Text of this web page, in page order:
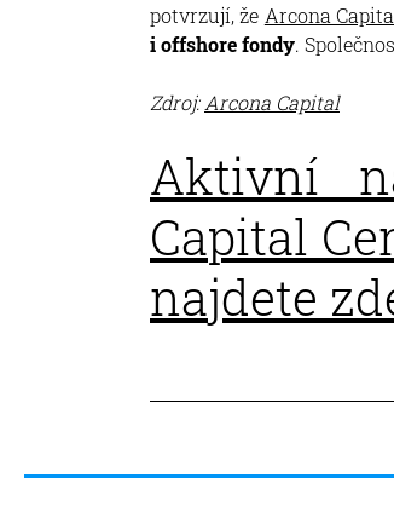
potvrzují, že Arcona
i offshore fondy.
Zdroj: Arcona Capital
Aktivní
Capital
najdete